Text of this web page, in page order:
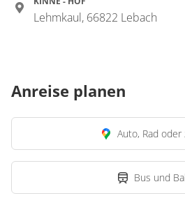
Lehmkaul, 66822 Lebach
Anreise planen
Auto, Rad oder
Bus und